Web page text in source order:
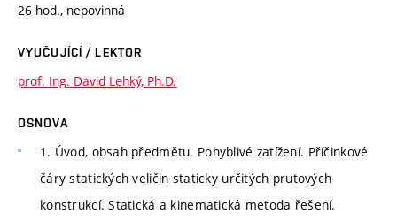
26 hod., nepovinná
VYUČUJÍCÍ / LEKTOR
prof. Ing. David Lehký, Ph.D.
OSNOVA
1. Úvod, obsah předmětu. Pohyblivé zatížení. Příčinkové
čáry statických veličin staticky určitých prutových
konstrukcí. Statická a kinematická metoda řešení.